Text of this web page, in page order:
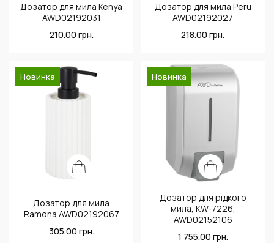
Дозатор для мила Kenya
AWD02192031
210.00 грн.
Дозатор для мила Peru
AWD02192027
218.00 грн.
Новинка
Дозатор для мила
Ramona AWD02192067
305.00 грн.
Новинка
Дозатор для рідкого
мила, KW-7226,
AWD02152106
1 755.00 грн.